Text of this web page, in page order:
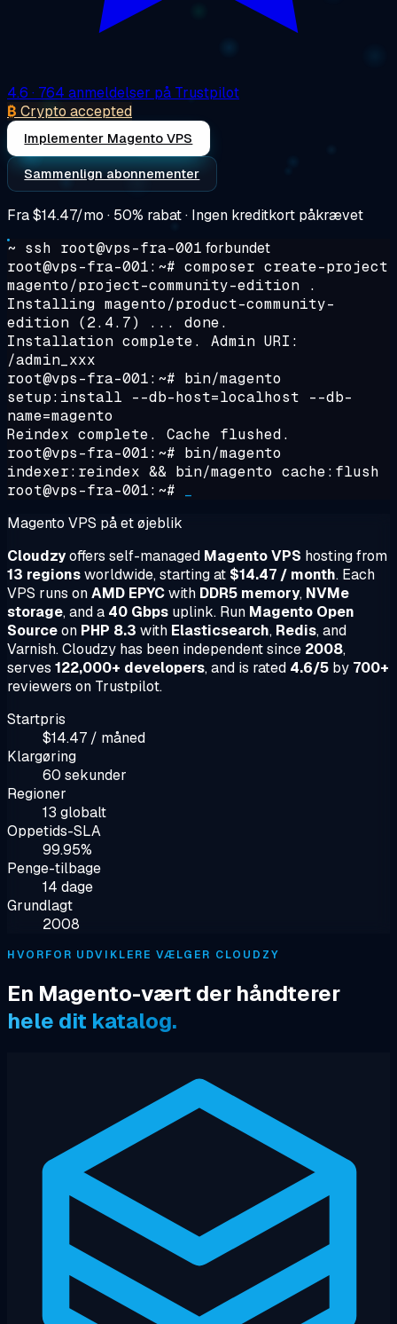
4.6 · 764 anmeldelser på Trustpilot
₿ Crypto accepted
Implementer Magento VPS
Sammenlign abonnementer
Fra$14.47/mo · 50% rabat · Ingen kreditkort påkrævet
~ ssh root@vps-fra-001 forbundet
root@vps-fra-001:~# composer create-project
magento/project-community-edition .
Installing magento/product-community-
edition (2.4.7) ... done.
Installation complete. Admin URI:
/admin_xxx
root@vps-fra-001:~# bin/magento
setup:install --db-host=localhost --db-
name=magento
Reindex complete. Cache flushed.
root@vps-fra-001:~# bin/magento
indexer:reindex && bin/magento cache:flush
root@vps-fra-001:~#
Magento VPS på et øjeblik
Cloudzyoffers self-managed Magento VPS hosting from
13 regionsworldwide, starting at $14.47 / month. Each
VPS runs onAMD EPYCwith DDR5 memory, NVMe
storage, and a 40 Gbps uplink. Run Magento Open
Sourceon PHP 8.3 with Elasticsearch, Redis, and
Varnish. Cloudzy has been independent since 2008,
serves 122,000+ developers, and is rated 4.6/5 by 700+
reviewers on Trustpilot.
Startpris
$14.47 / måned
Klargøring
60 sekunder
Regioner
13 globalt
Oppetids-SLA
99.95%
Penge-tilbage
14 dage
Grundlagt
2008
HVORFOR UDVIKLERE VÆLGER CLOUDZY
En Magento-vært der håndterer
hele dit katalog.